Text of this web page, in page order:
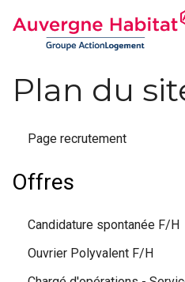
Plan du
Page recrutement
Offres
Candidature spontanée F/H
Ouvrier Polyvalent F/H